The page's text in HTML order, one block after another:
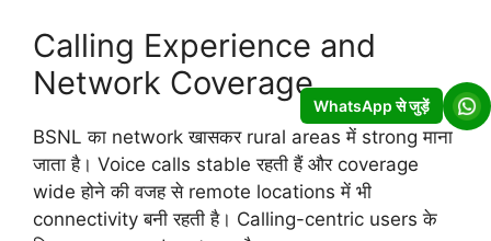
Calling Experience and
Network Coverage
BSNL का network खासकर rural areas में strong माना
जाता है। Voice calls stable रहती हैं और coverage
wide होने की वजह से remote locations में भी
connectivity बनी रहती है। Calling-centric users के
WhatsApp से जुड़ें